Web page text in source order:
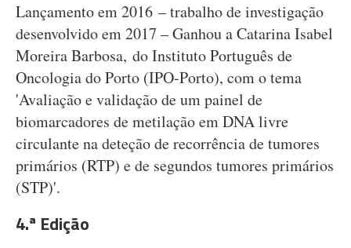
Lançamento em 2016 – trabalho de investigação
desenvolvido em 2017 – Ganhou a Catarina Isabel
Moreira Barbosa, do Instituto Português de
Oncologia do Porto (IPO-Porto), com o tema
'Avaliação e validação de um painel de
biomarcadores de metilação em DNA livre
circulante na deteção de recorrência de tumores
primários (RTP) e de segundos tumores primários
(STP)'.
4.ª Edição